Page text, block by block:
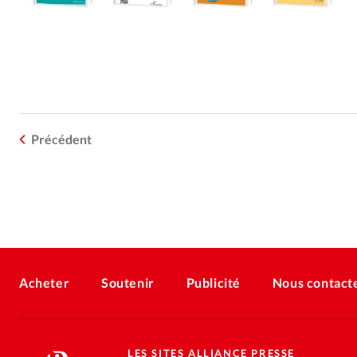
Précédent
Acheter Soutenir Publicité Nous
LES SITES ALLIANCE PRESSE